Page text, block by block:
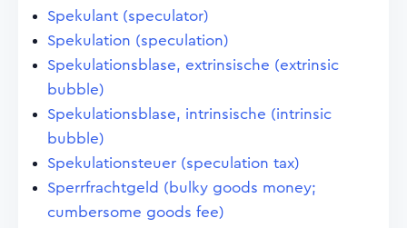
Spekulant (speculator)
Spekulation (speculation)
Spekulationsblase, extrinsische (extrinsic
bubble)
Spekulationsblase, intrinsische (intrinsic
bubble)
Spekulationsteuer (speculation tax)
Sperrfrachtgeld (bulky goods money;
cumbersome goods fee)